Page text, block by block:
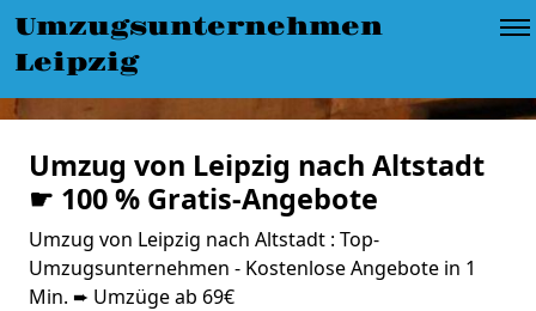
Umzugsunternehmen
Leipzig
Umzug von Leipzig nach Altstadt
☛ 100 % Gratis-Angebote
Umzug von Leipzig nach Altstadt : Top-
Umzugsunternehmen - Kostenlose Angebote in 1
Min. ➨ Umzüge ab 69€